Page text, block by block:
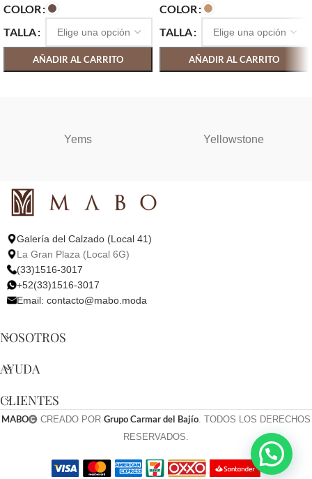
COLOR
TALLA
AÑADIR AL CARRITO
COLOR
TALLA
AÑADIR AL CARRITO
Yems Yellowstone
Galería del Calzado (Local 41)
La Gran Plaza (Local 6G)
(33)1516-3017
+52(33)1516-3017
Email: contacto@mabo.moda
NOSOTROS
AYUDA
CLIENTES
MABO CREADO POR Grupo Carmar del Bajío . TODOS LOS DERECHOS
RESERVADOS.